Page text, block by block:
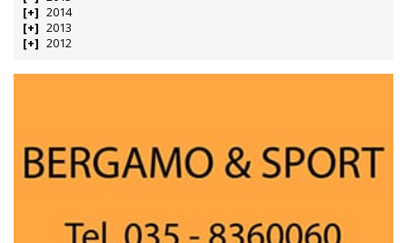
2014
2013
2012